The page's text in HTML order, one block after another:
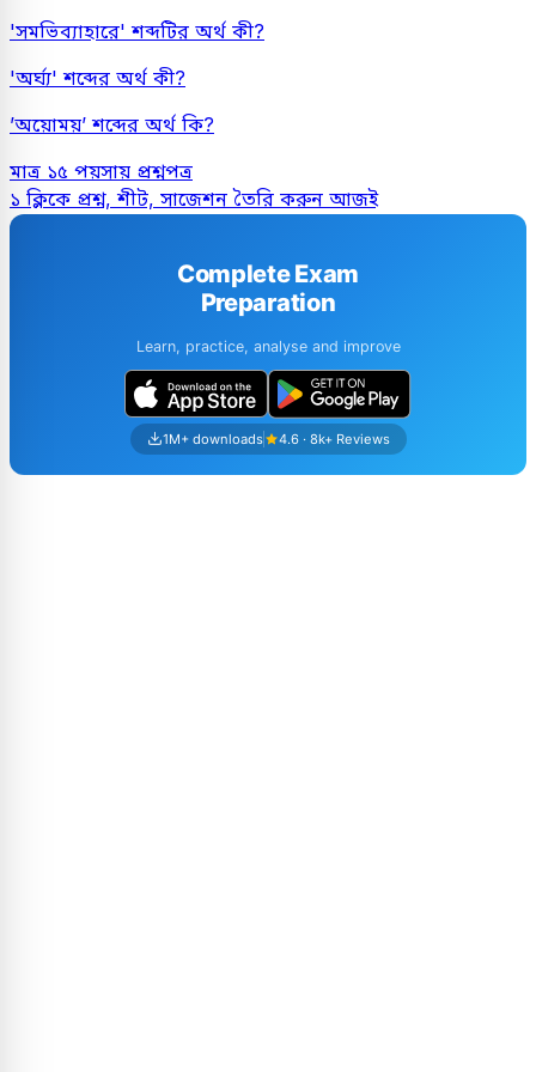
'সমভিব্যাহারে' শব্দটির অর্থ কী?
'অর্ঘ্য' শব্দের অর্থ কী?
’অয়োময়’ শব্দের অর্থ কি?
মাত্র ১৫ পয়সায় প্রশ্নপত্র
১ ক্লিকে প্রশ্ন, শীট, সাজেশন তৈরি করুন আজই
Complete Exam
Preparation
Learn, practice, analyse and improve
1M+ downloads 4.6 · 8k+ Reviews